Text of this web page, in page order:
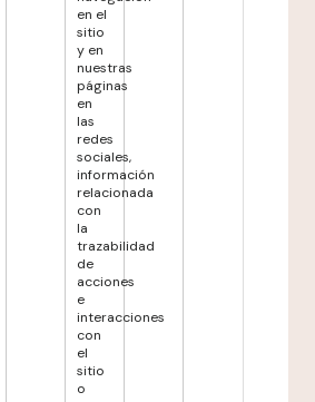
en el
sitio
y en
nuestras
páginas
en
las
redes
sociales,
información
relacionada
con
la
trazabilidad
de
acciones
e
interacciones
con
el
sitio
o